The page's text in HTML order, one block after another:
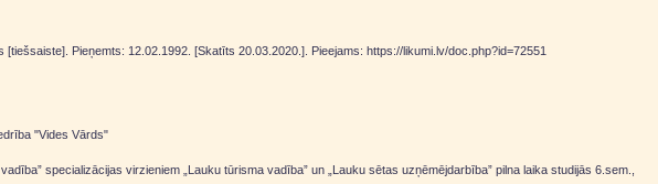
Pieņemts: 12.02.1992. [Skatīts 20.03.2020.]. Pieejams: https://likumi.lv/doc.php?id=72551
"Vides Vārds"
specializācijas virzieniem „Lauku tūrisma vadība” un „Lauku sētas uzņēmējdarbība” pilna laika studijās 6.sem.,